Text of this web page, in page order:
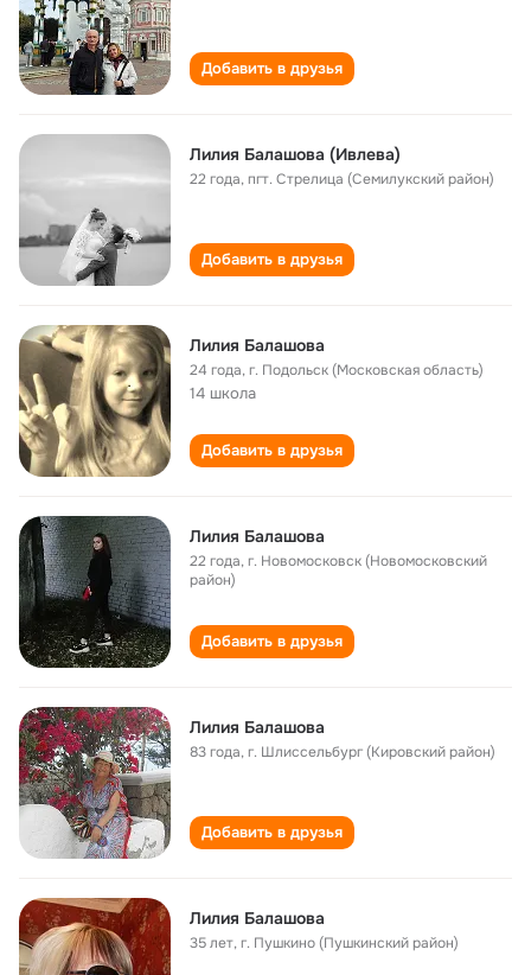
Добавить в друзья
Лилия Балашова (Ивлева)
22 года,пгт. Стрелица (Семилукский район)
Добавить в друзья
Лилия Балашова
24 года,г. Подольск (Московская область)
14 школа
Добавить в друзья
Лилия Балашова
22 года,г. Новомосковск (Новомосковский
район)
Добавить в друзья
Лилия Балашова
83 года,г. Шлиссельбург (Кировский район)
Добавить в друзья
Лилия Балашова
35 лет,г. Пушкино (Пушкинский район)